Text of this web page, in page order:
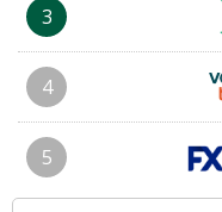
3
4
5